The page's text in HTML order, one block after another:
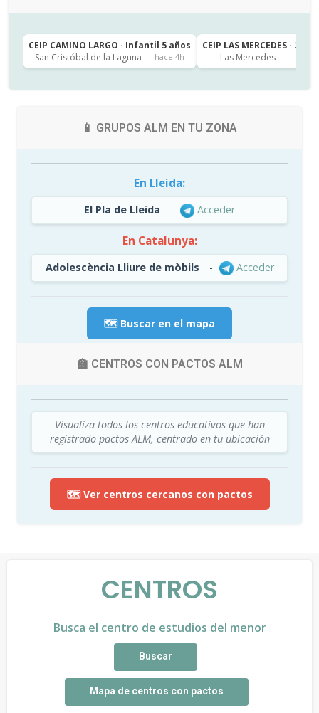
CEIP CAMINO LARGO · Infantil 5 años
San Cristóbal de la Laguna
hace 4h
CEIP LAS MERCEDES · 2º
Las Mercedes
📱 GRUPOS ALM EN TU ZONA
En Lleida:
El Pla de Lleida - Acceder
En Catalunya:
Adolescència Lliure de mòbils - Acceder
🗺️ Buscar en el mapa
🏫 CENTROS CON PACTOS ALM
Visualiza todos los centros educativos que han
registrado pactos ALM, centrado en tu ubicación
🗺️ Ver centros cercanos con pactos
CENTROS
Busca el centro de estudios del menor
Buscar
Mapa de centros con pactos